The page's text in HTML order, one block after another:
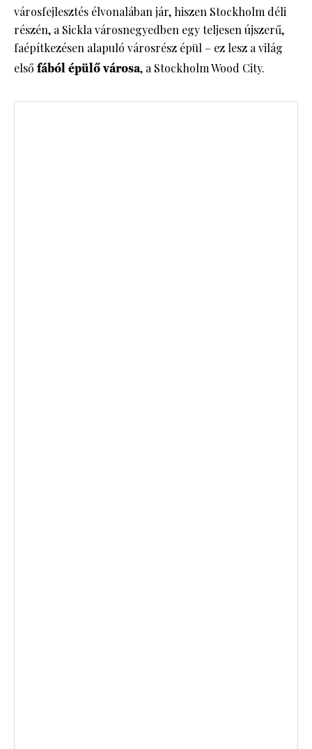
városfejlesztés élvonalában jár, hiszen Stockholm déli
részén, a Sickla városnegyedben egy teljesen újszerű,
faépítkezésen alapuló városrész épül – ez lesz a világ
első fából épülő városa, a Stockholm Wood City.